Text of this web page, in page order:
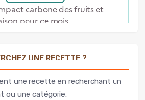
UNE RECETTE ?
une recette en recherchant un
ou une catégorie.